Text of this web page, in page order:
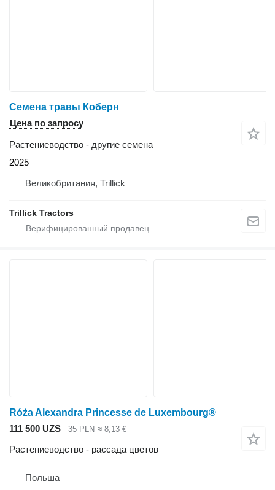
Семена травы Коберн
Цена по запросу
Растениеводство - другие семена
2025
Великобритания, Trillick
Trillick Tractors
Róża Alexandra Princesse de Luxembourg®
111 500 UZS
35 PLN ≈ 8,13 €
Растениеводство - рассада цветов
Польша